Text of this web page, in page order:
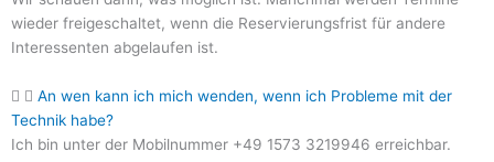
wieder freigeschaltet, wenn die Reservierungsfrist für andere
Interessenten abgelaufen ist.
An wen kann ich mich wenden, wenn ich Probleme mit der
Technik habe?
Ich bin unter der Mobilnummer +49 1573 3219946 erreichbar.